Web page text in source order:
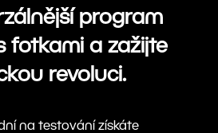
program
fotkami a zažijte
revoluci.
na testování získáte